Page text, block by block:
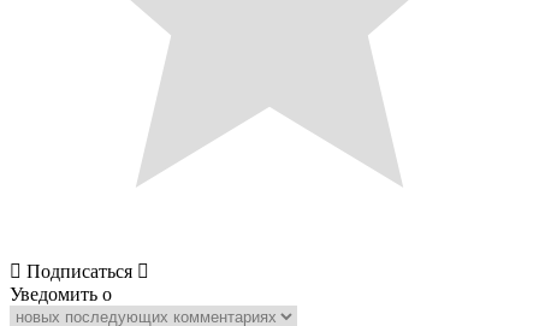
Подписаться
Уведомить о